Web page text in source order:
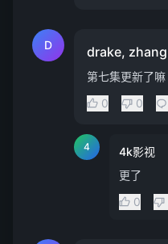
D drake, zhang
第七集更新了嘛
0
0
4 4k影视
更了
0